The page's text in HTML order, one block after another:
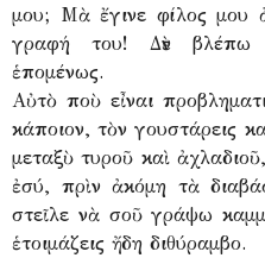
μου; Μὰ ἔγινε φίλος μου
γραφή του! Δὲν βλέπω
ἑπομένως.
Αὐτὸ ποὺ εἶναι
κάποιον, τὸν γουστάρεις
μεταξὺ τυροῦ καὶ
ἐσύ, πρὶν ἀκόμη τὰ
στεῖλε νὰ σοῦ γράψω
ἑτοιμάζεις ἤδη διθύραμβο.